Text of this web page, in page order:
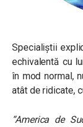
Specialiştii
echivalentă cu
în mod normal,
atât de ridicate,
“America de